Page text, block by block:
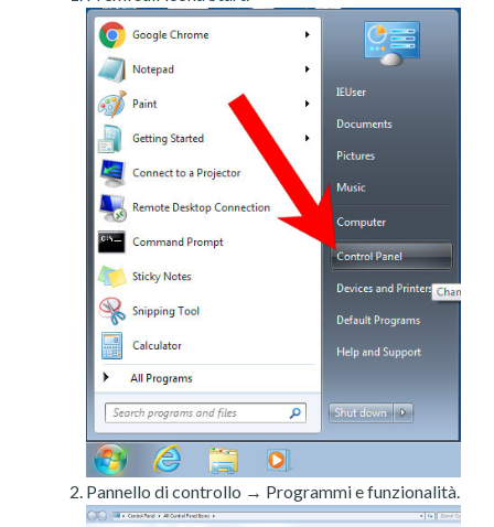
Pannello di controllo → Programmi e funzionalità.